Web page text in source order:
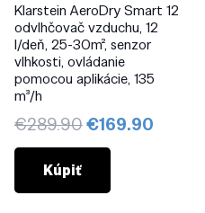
Klarstein AeroDry Smart 12
odvlhčovač vzduchu, 12
l/deň, 25-30m², senzor
vlhkosti, ovládanie
pomocou aplikácie, 135
m³/h
€289.90Pôvodná
cena
€289.90.
€169.90
Kúpiť